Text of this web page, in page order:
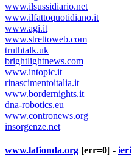
www.ilsussidiario.net
www.ilfattoquotidiano.it
www.agi.it
www.strettoweb.com
truthtalk.uk
brightlightnews.com
www.intopic.it
rinascimentoitalia.it
www.bordernights.it
dna-robotics.eu
www.contronews.org
insorgenze.net
www.lafionda.org [err=0] - ieri